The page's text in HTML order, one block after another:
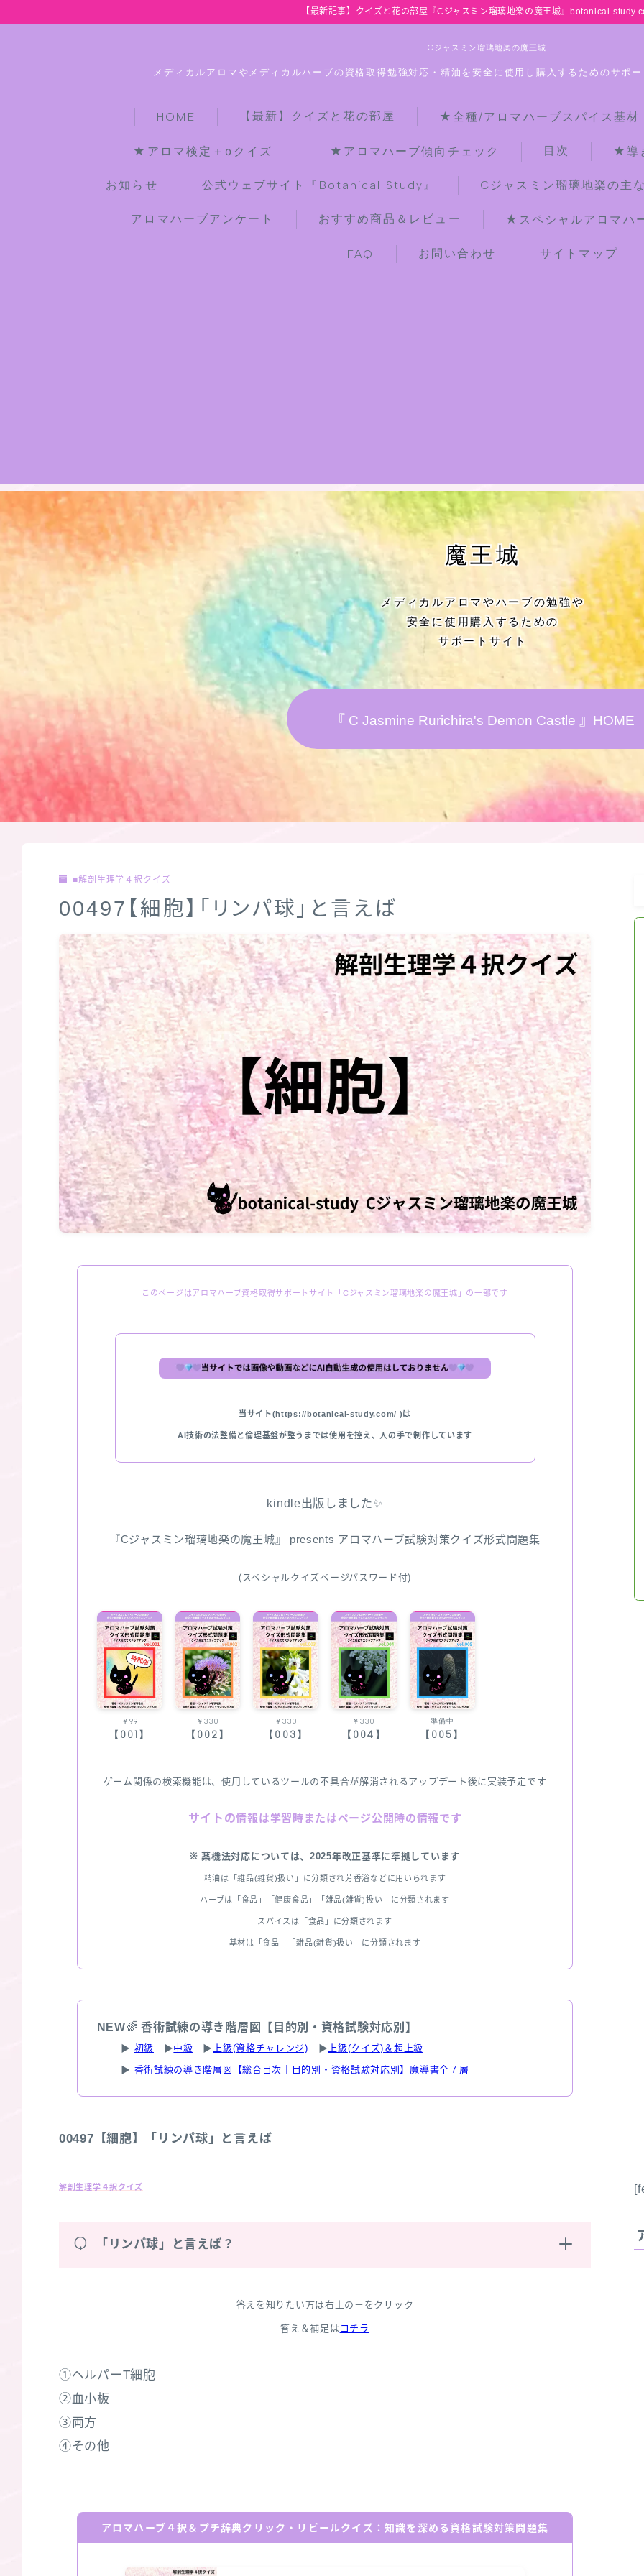
【最新記事】クイズと花の部屋『Cジャスミン瑠璃地楽の魔王城』botanical-
Cジャスミン瑠璃地楽の魔王城
メディカルアロマやメディカルハーブの資格取得勉強対応・精油を安全に使用し購入するためのサポ
HOME 【最新】クイズと花の部屋 ★全種/アロマハーブスパイス基
★アロマ検定＋αクイズ ★アロマハーブ傾向チェック 目次 ★導
お知らせ 公式ウェブサイト『Botanical Study』 Cジャスミン瑠璃地楽の主
アロマハーブアンケート おすすめ商品＆レビュー ★スペシャルアロマハ
FAQ お問い合わせ サイトマップ
【最新】クイズと花の部屋
★全種/アロマハーブスパイス基材 プ
お知らせ
公式ウェブサイト『Botanical Study』
Cジャスミン瑠璃地楽の主な活動先リン
ク集
プロフィール
アロマハーブアンケート
おすすめ商品＆レビュー
★スペシャルアロマハーブ４択クイズ
FAQ
サイトマップ
魔王城
メディカルアロマやハーブの勉強や
安全に使用購入するための
サポートサイト
『 C Jasmine Rurichira's Demon Castle 』HOME
■解剖生理学４択クイズ
00497【細胞】「リンパ球」と言えば
このページはアロマハーブ資格取得サポートサイト「Cジャスミン瑠璃地楽の魔王城」の一部です
当サイト(https://botanical-study.com/ )は
AI技術の法整備と倫理基盤が整うまでは使用を控え、人の手で制作しています
kindle出版しました✨
『Cジャスミン瑠璃地楽の魔王城』 presents アロマハーブ試験対策クイズ形式問題集
(スペシャルクイズページパスワード付)
￥99
【001】
￥330
【002】
￥330
【003】
￥330
【004】
準備中
【005】
ゲーム関係の検索機能は、使用しているツールの不具合が解消されるアップデート後に実装予定です
サイトの情報は学習時またはページ公開時の情報です
※ 薬機法対応については、2025年改正基準に準拠しています
精油は「雑品(雑貨)扱い」に分類され芳香浴などに用いられます
ハーブは「食品」「健康食品」「雑品(雑貨)扱い」に分類されます
スパイスは「食品」に分類されます
基材は「食品」「雑品(雑貨)扱い」に分類されます
NEW🌈香術試練の導き階層図【目的別・資格試験対応別】
▶ 初級 ▶中級 ▶ 上級(資格チャレンジ) ▶ 上級(クイズ)＆超上級
▶ 香術試練の導き階層図【総合目次｜目的別・資格試験対応別】魔導書全７層
00497【細胞】「リンパ球」と言えば
解剖生理学４択クイズ
Q 「リンパ球」と言えば？
答えを知りたい方は右上の＋をクリック
答え＆補足は コチラ
①ヘルパーT細胞
②血小板
③両方
④その他
アロマハーブ４択＆プチ辞典クリック・リビールクイズ：知識を深める資格試験対策問題集